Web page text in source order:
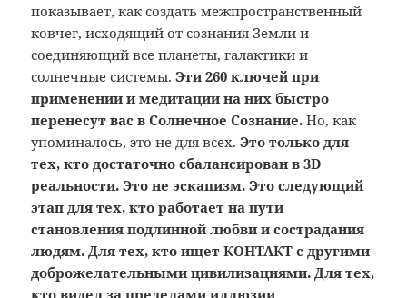
показывает, как создать межпространственный
ковчег, исходящий от сознания Земли и
соединяющий все планеты, галактики и
солнечные системы.Эти 260 ключей при
применении и медитации на них быстро
перенесут вас в Солнечное Сознание. Но, как
упоминалось, это не для всех.Это только для
тех, кто достаточно сбалансирован в 3D
реальности. Это не эскапизм. Это следующий
этап для тех, кто работает на пути
становления подлинной любви и сострадания
людям. Для тех, кто ищет КОНТАКТ с другими
доброжелательными цивилизациями. Для тех,
кто видел за пределами иллюзии